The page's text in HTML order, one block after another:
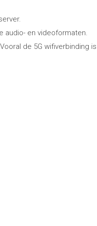
audio- en videoformaten.
de 5G wifiverbinding